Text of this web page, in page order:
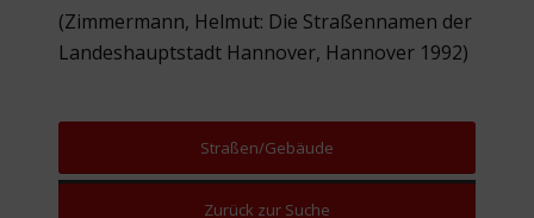
(Zimmermann, Helmut: Die Straßennamen der
Landeshauptstadt Hannover, Hannover 1992)
Straßen/Gebäude
Zurück zur Suche